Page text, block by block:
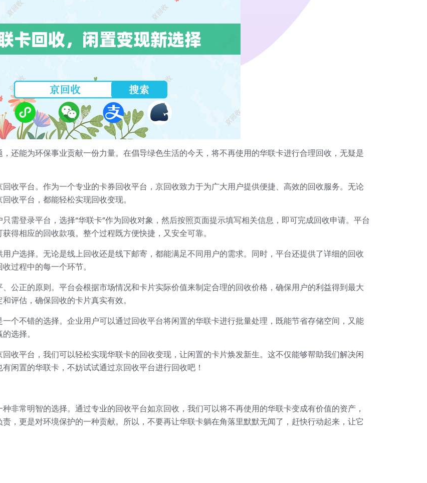
还能为环保事业贡献一份力量。在倡导绿色生活的今天，将不再使用的华联卡进行合理回收，无疑是
收平台。作为一个专业的卡券回收平台，京回收致力于为广大用户提供便捷、高效的回收服务。无论
收平台，都能轻松实现回收变现。
需登录平台，选择“华联卡”作为回收对象，然后按照页面提示填写相关信息，即可完成回收申请。平台
得相应的回收款项。整个过程既方便快捷，又安全可靠。
户选择。无论是线上回收还是线下邮寄，都能满足不同用户的需求。同时，平台还提供了详细的回收
过程中的每一个环节。
公正的原则。平台会根据市场情况和卡片实际价值来制定合理的回收价格，确保用户的利益得到最大
评估，确保回收的卡片真实有效。
个不错的选择。企业用户可以通过回收平台将闲置的华联卡进行批量处理，既能节省存储空间，又能
选择。
收平台，我们可以轻松实现华联卡的回收变现，让闲置的卡片焕发新生。这不仅能够帮助我们解决闲
闲置的华联卡，不妨试试通过京回收平台进行回收吧！
非常明智的选择。通过专业的回收平台如京回收，我们可以将不再使用的华联卡变成有价值的资产，
，更是对环境保护的一种贡献。所以，不要再让华联卡躺在角落里默默无闻了，赶快行动起来，让它